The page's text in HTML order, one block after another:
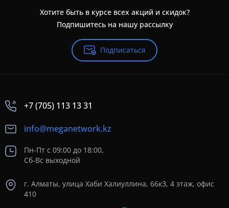
Хотите быть в курсе всех акций и скидок?
Подпишитесь на нашу рассылку
Подписаться
+7 (705) 113 13 31
info@meganetwork.kz
Пн-Пт с 09:00 до 18:00,
Сб-Вс выходной
г. Алматы, улица Хаби Халиуллина, 66кЗ, 4 этаж, офис
410